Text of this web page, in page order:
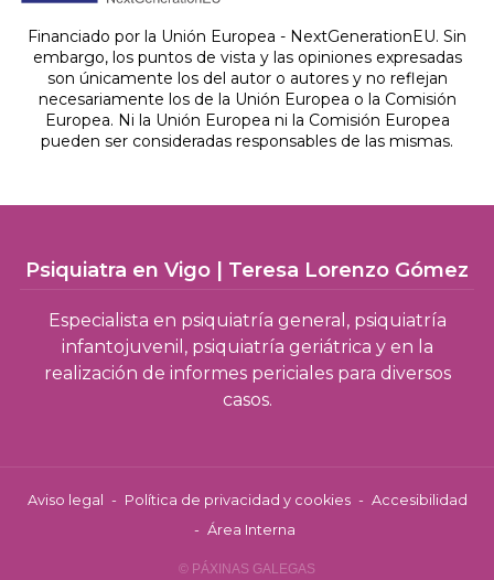
Financiado por la Unión Europea - NextGenerationEU. Sin
embargo, los puntos de vista y las opiniones expresadas
son únicamente los del autor o autores y no reflejan
necesariamente los de la Unión Europea o la Comisión
Europea. Ni la Unión Europea ni la Comisión Europea
pueden ser consideradas responsables de las mismas.
Psiquiatra en Vigo | Teresa Lorenzo Gómez
Especialista en psiquiatría general, psiquiatría
infantojuvenil, psiquiatría geriátrica y en la
realización de informes periciales para diversos
casos.
Aviso legal - Política de privacidad y cookies - Accesibilidad
- Área Interna
© PÁXINAS GALEGAS